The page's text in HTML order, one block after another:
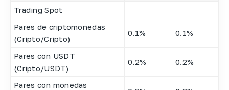
Trading Spot
Pares de criptomonedas
(Cripto/Cripto)
0.1% 0.1%
Pares con USDT
(Cripto/USDT)
0.2% 0.2%
Pares con monedas